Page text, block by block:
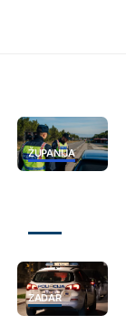
ŽUPANIJA
ZADAR